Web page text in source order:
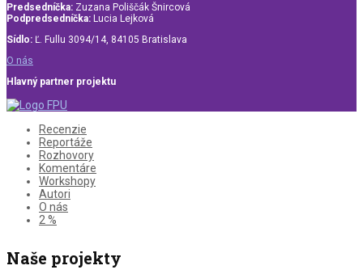
Predsedníčka: Zuzana Poliščák Šnircová
Podpredsedníčka: Lucia Lejková
Sídlo: Ľ. Fullu 3094/14, 84105 Bratislava
O nás
Hlavný partner projektu
Recenzie
Reportáže
Rozhovory
Komentáre
Workshopy
Autori
O nás
2 %
Naše projekty